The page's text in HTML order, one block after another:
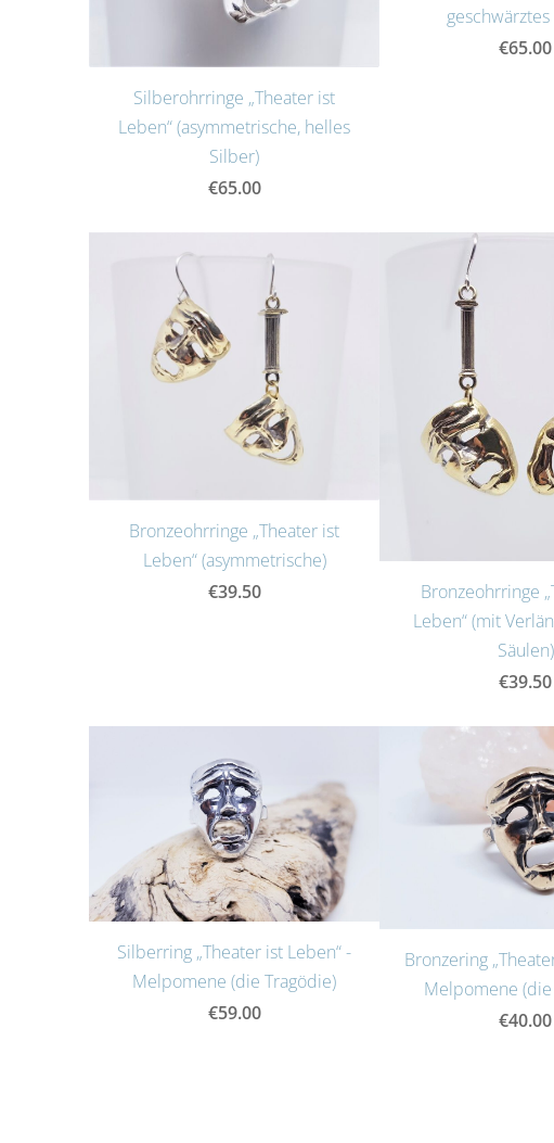
Silberohrringe „Theater ist
Leben“ (asymmetrische, helles
Silber)
€65.00
€65.00
Bronzeohrringe „Theater ist
Leben“ (asymmetrische)
€39.50
Bronzeohrringe
Leben“ (mit
Säulen)
€39.50
Silberring „Theater ist Leben“ -
Melpomene (die Tragödie)
€59.00
Bronzering
Melpomene
€40.00